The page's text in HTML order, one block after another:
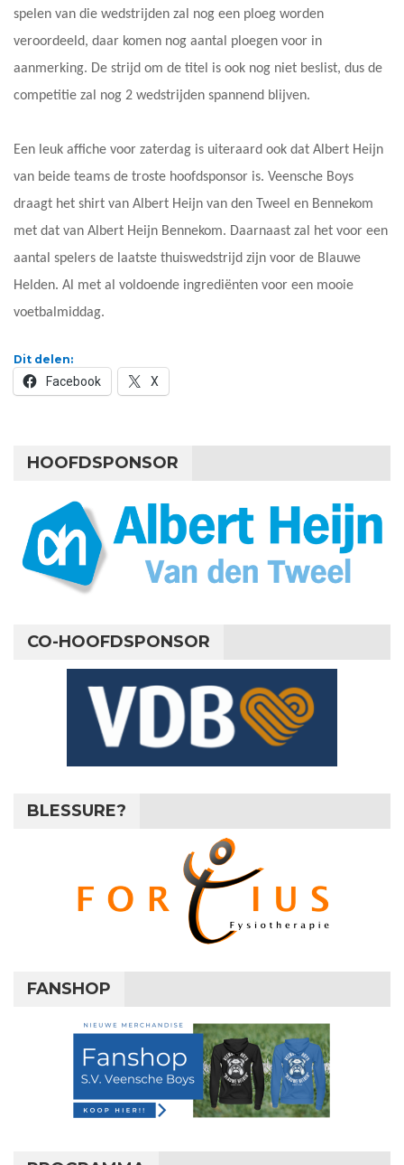
spelen van die wedstrijden zal nog een ploeg worden
veroordeeld, daar komen nog aantal ploegen voor in
aanmerking. De strijd om de titel is ook nog niet beslist, dus de
competitie zal nog 2 wedstrijden spannend blijven.
Een leuk affiche voor zaterdag is uiteraard ook dat Albert Heijn
van beide teams de troste hoofdsponsor is. Veensche Boys
draagt het shirt van Albert Heijn van den Tweel en Bennekom
met dat van Albert Heijn Bennekom. Daarnaast zal het voor een
aantal spelers de laatste thuiswedstrijd zijn voor de Blauwe
Helden. Al met al voldoende ingrediënten voor een mooie
voetbalmiddag.
Dit delen:
Facebook X
HOOFDSPONSOR
CO-HOOFDSPONSOR
BLESSURE?
FANSHOP